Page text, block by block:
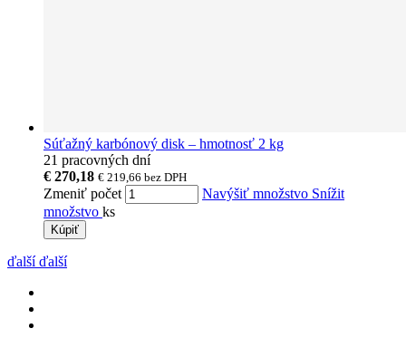
Súťažný karbónový disk – hmotnosť 2 kg
21 pracovných dní
€ 270,18 € 219,66 bez DPH
Zmeniť počet Navýšiť množstvo Snížit
množstvo ks
Kúpiť
ďalší ďalší